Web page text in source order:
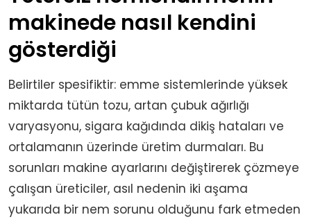
makinede nasıl kendini
gösterdiği
Belirtiler spesifiktir: emme sistemlerinde yüksek
miktarda tütün tozu, artan çubuk ağırlığı
varyasyonu, sigara kağıdında dikiş hataları ve
ortalamanın üzerinde üretim durmaları. Bu
sorunları makine ayarlarını değiştirerek çözmeye
çalışan üreticiler, asıl nedenin iki aşama
yukarıda bir nem sorunu olduğunu fark etmeden